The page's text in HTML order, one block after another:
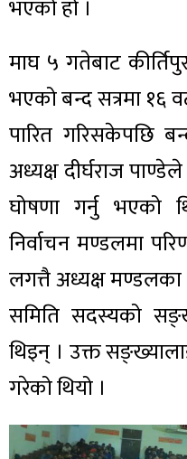
भएको हो ।
माघ ५ गतेबाट
भएको बन्द सत्रमा १६
पारित गरिसकेपछि
अध्यक्ष दीर्घराज
घोषणा गर्नु भएको
निर्वाचन मण्डलमा
लगत्तै अध्यक्ष मण्डलका
समिति सदस्यको
थिइन् । उक्त
गरेको थियो ।